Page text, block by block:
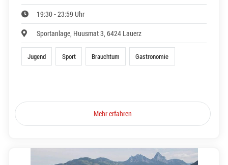
19:30 - 23:59 Uhr
Sportanlage, Huusmat 3, 6424 Lauerz
Jugend Sport Brauchtum Gastronomie
Mehr erfahren